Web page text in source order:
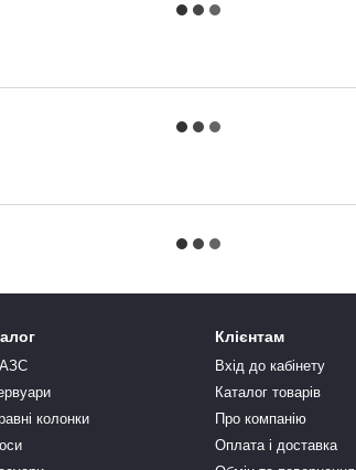
АЗС
колонки
Клієнтам
Вхід до кабінету
Каталог товарів
Про компанію
Оплата і доставка